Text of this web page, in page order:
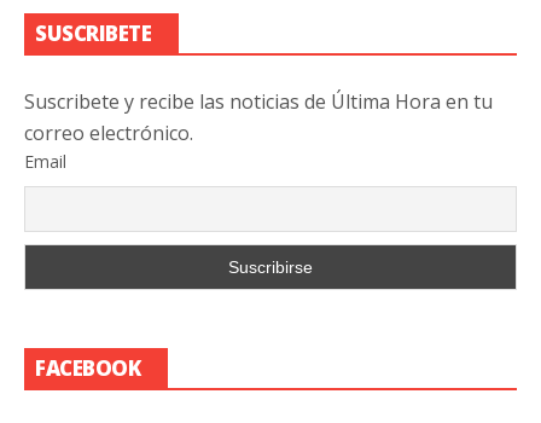
SUSCRIBETE
Suscribete y recibe las noticias de Última Hora en tu
correo electrónico.
Email
FACEBOOK